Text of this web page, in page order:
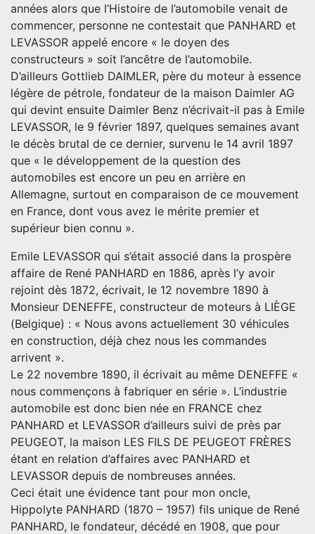
années alors que l’Histoire de l’automobile venait de
commencer, personne ne contestait que PANHARD et
LEVASSOR appelé encore « le doyen des
constructeurs » soit l’ancêtre de l’automobile.
D’ailleurs Gottlieb DAIMLER, père du moteur à essence
légère de pétrole, fondateur de la maison Daimler AG
qui devint ensuite Daimler Benz n’écrivait-il pas à Emile
LEVASSOR, le 9 février 1897, quelques semaines avant
le décès brutal de ce dernier, survenu le 14 avril 1897
que « le développement de la question des
automobiles est encore un peu en arrière en
Allemagne, surtout en comparaison de ce mouvement
en France, dont vous avez le mérite premier et
supérieur bien connu ».
Emile LEVASSOR qui s’était associé dans la prospère
affaire de René PANHARD en 1886, après l’y avoir
rejoint dès 1872, écrivait, le 12 novembre 1890 à
Monsieur DENEFFE, constructeur de moteurs à LIÈGE
(Belgique) : « Nous avons actuellement 30 véhicules
en construction, déjà chez nous les commandes
arrivent ».
Le 22 novembre 1890, il écrivait au même DENEFFE «
nous commençons à fabriquer en série ». L’industrie
automobile est donc bien née en FRANCE chez
PANHARD et LEVASSOR d’ailleurs suivi de près par
PEUGEOT, la maison LES FILS DE PEUGEOT FRÈRES
étant en relation d’affaires avec PANHARD et
LEVASSOR depuis de nombreuses années.
Ceci était une évidence tant pour mon oncle,
Hippolyte PANHARD (1870 – 1957) fils unique de René
PANHARD, le fondateur, décédé en 1908, que pour